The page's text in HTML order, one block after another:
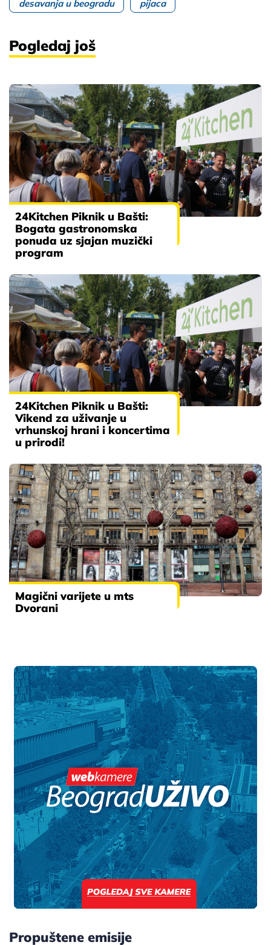
desavanja u beogradu pijaca
Pogledaj još
24Kitchen Piknik u Bašti:
Bogata gastronomska
ponuda uz sjajan muzički
program
24Kitchen Piknik u Bašti:
Vikend za uživanje u
vrhunskoj hrani i koncertima
u prirodi!
Magični varijete u mts
Dvorani
Propuštene emisije